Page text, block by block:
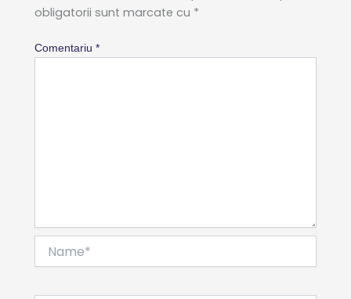
obligatorii sunt marcate cu *
Comentariu*